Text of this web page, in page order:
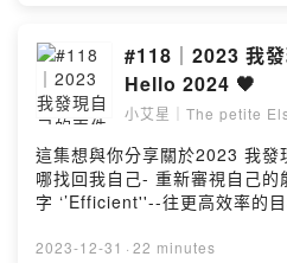
thepetiteelsie@gmail.com小
https://linkby.tw/
Hosting
#118｜2023 我
Hello 2024 🖤
小艾星｜The petite
這集想與你分享關於2023 我
哪找回我自己- 重新審視自己
字 ‘’Efficient''--往更高效率的
https://open.firstory.me/user/
2023-12-31 · 22 minutes